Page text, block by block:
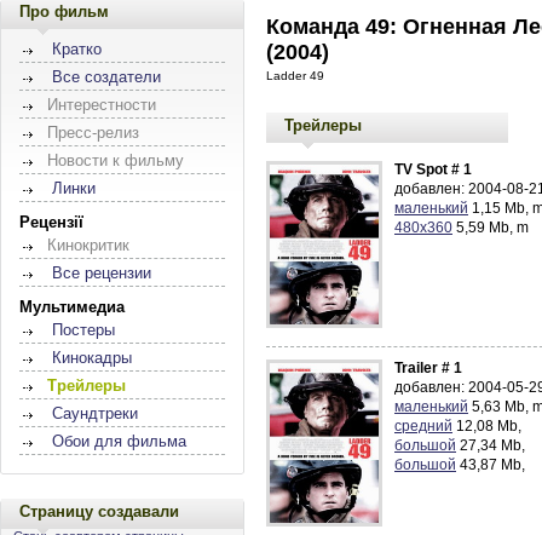
Про фильм
Кратко
Все создатели
Интерестности
Пресс-релиз
Новости к фильму
Линки
Рецензії
Кинокритик
Все рецензии
Мультимедиа
Постеры
Кинокадры
Трейлеры
Саундтреки
Обои для фильма
Страницу создавали
Команда 49: Огненная
(2004)
Ladder 49
Трейлеры
TV Spot # 1
добавлен: 2004-08-
маленький 1,15 Mb,
480x360 5,59 Mb, m
Trailer # 1
добавлен: 2004-05-
маленький 5,63 Mb,
средний 12,08 Mb,
большой 27,34 Mb,
большой 43,87 Mb,